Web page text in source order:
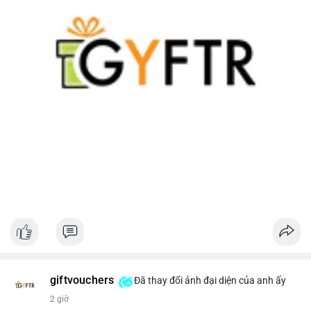
giftvouchers Đã thay đổi ảnh đại diện của anh ấy
2 giờ